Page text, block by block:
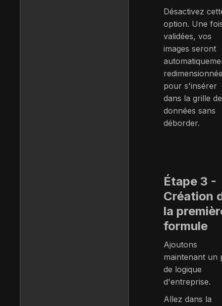
Désactivez
option. Une
validées, vos
images seront
pour s'insérer
dans la grille de
données sans
déborder.
Étape 3 -
Création
la
formule
Ajoutons
maintenant un
de logique
d'entreprise.
Allez dans la